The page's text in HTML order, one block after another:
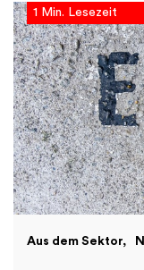
1 Min. Lesezeit
Aus dem Sektor